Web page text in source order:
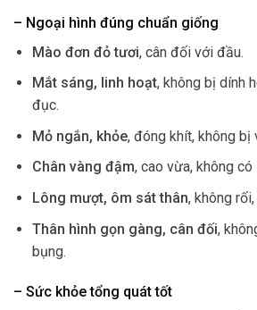
– Ngoại hình đúng chuẩn giống
Mào đơn đỏ tươi, cân đối với đầu.
Mắt sáng, linh hoạt, không bị dính
đục.
Mỏ ngắn, khỏe, đóng khít, không bị
Chân vàng đậm, cao vừa, không có
Lông mượt, ôm sát thân, không
Thân hình gọn gàng, cân đối,
bụng.
– Sức khỏe tổng quát tốt